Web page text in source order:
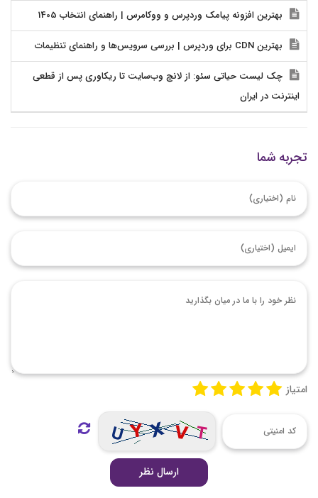
بهترین افزونه پیامک وردپرس و ووکامرس | راهنمای انتخاب 1405
بهترین CDN برای وردپرس | بررسی سرویس‌ها و راهنمای تنظیمات
چک لیست حیاتی سئو: از لانچ وب‌سایت تا ریکاوری پس از قطعی
اینترنت در ایران
تجربه شما
امتیاز
ارسال نظر